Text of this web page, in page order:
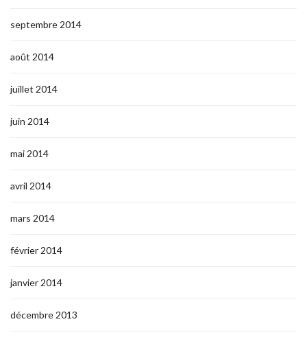
septembre 2014
août 2014
juillet 2014
juin 2014
mai 2014
avril 2014
mars 2014
février 2014
janvier 2014
décembre 2013